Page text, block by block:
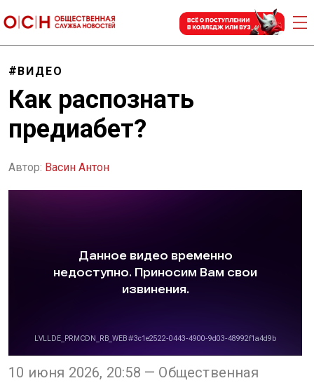
ВИДЕО
Как распознать
предиабет?
Автор: Васин Антон
10 июня 2026, 20:58 — Общественная